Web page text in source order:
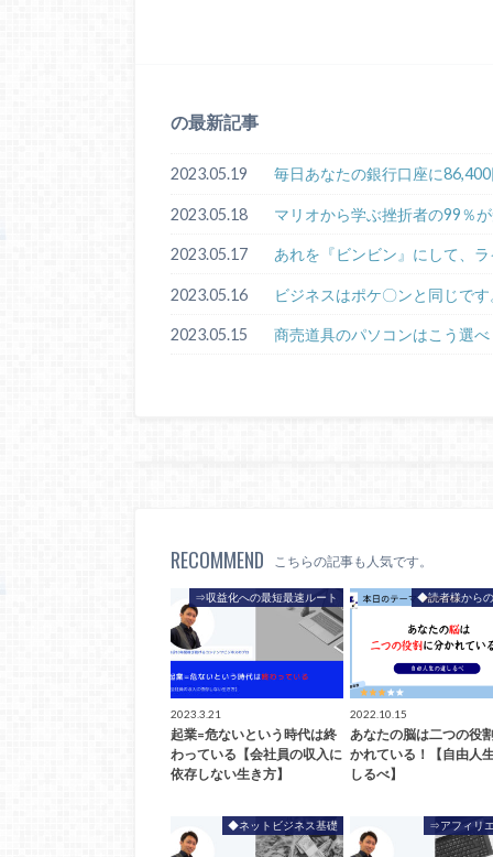
の最新記事
2023.05.19 毎日あなたの銀行口座に
2023.05.18 マリオから学ぶ挫折者の99％
2023.05.17 あれを『ビンビン』にして、
2023.05.16 ビジネスはポケ〇ンと同じで
2023.05.15 商売道具のパソコンはこう選
RECOMMEND こちらの記事も人気です。
⇒収益化への最短最速ルート
2023.3.21
起業=危ないという時代は終
わっている【会社員の収入に
依存しない生き方】
◆読者様から
2022.10.15
あなたの脳は二つの役
かれている！【自由人
しるべ】
◆ネットビジネス基礎 ⇒アフィリ